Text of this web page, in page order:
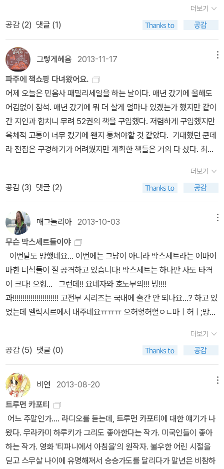
간이 있다. 《티파니에서 아침을》은 그런 속물성까지도 끌어안고 살아
야 하는 도시의 사람들에게 하나의 안내서, 기도서 같은 책이다. 모두
홀리 골라이틀리와 함께 언제나 여행 중이지만, 언젠가는 환한 창가
의 고양이처럼 자기 자리를 찾기를 바라며.(옮긴이 해설)】캬, 해설도
문학적이다. 이 책을 다 읽었으니 이제 다음 책인 <인 콜드 블러드>
로 넘어가야 한다. <인 콜드 블러드>는 몇 년 전에 이미 읽었던터라
건너뛸까 말까 고민이 들기는 했지만, 워낙 좋아하는 책이니 이참에
재독하는 것도 나쁘지 않을 것 같다. 커포티를 알게된 것도 <인 콜드
블러드> 덕분이었으니까 말이다. 트루먼 커포티 선집 읽기는 계속 된
다.
하지 않을 방법중 하나는 시간이 지나면 이 책에 대한 관심도 잦아들
겠지 해서 잦아들면 그건 읽지 않아도 되는 책이다. 그런 것처럼 시간
이 지나도 잦아들지 않으면 그 책은 반드시 읽어야 한다. 그 책이 그랬
다. 시간이 지나도 내 마음에서 잦아들지 않았다. 그렇다면 읽어야 한
다. 그런데 나도 참 순진하다. 연일 그렇게 광고를 해 대는데 무슨 수
로 내 마음에서 관심이 잦아들기를 기대한단 말인가? 그래서 꼭 사
봐야겠다고 다짐했다. 그때는 또 아버지가 용돈을 주셨던 것이 아니
라 필요한 그때 그때 타야했다. 그런데 좀 우스운 일이 벌어졌다. 평소
때 같으면 내가 책을 사겠다고 하면 아버지는 말없이 돈을 주시곤 하
셨는데, 그때 따라 무슨 생각이셨는지 무슨 책을 살 거냐고 묻는 것이
아닌가? 그런데 나도 참 요령이 없었다. 그냥 다른 책을 사겠다고 했
으면 좋았을 것을 솔직하게 <만딩고>를 사겠다고 한 것이다. 그러자
아버지는 일언지하에 돈을 못 주겠다고 하시는 것이다. 아버지도 그
을 딸에게 읽힐 수는 없다고 생각하신 것일게다. 그때 난 확실히 잘
못했다는 걸 알았지만 이미 주워 담을 수는 없었다. 그래도 내깐엔 가
능할 거라고 생각했던 건, 난 그 무렵에 이미 로렌스의 <채털리 부인
의 사랑>을 완독한 전력이 있었다. 이거야 말로 19금의 끝판왕이라
고 할 수도 있고, 당시 국어 선생님도 읽기를 허락한 소설이다. 그렇다
면 <만딩고>도 당연히 가능하지 않았을까 생각했던 것이다. 좀 억울
했지만 조용히 물러나는 수 밖에. 뭐라고 설득할 수가 없었던 것이
다. 그런데 바로 며칠 전, 영화 <티파니에서 아침을> 보면서 새삼 이
께 봤다. 그런 캐릭터가 저변에 깔려 있고 그게 조금이라도 수면위로
툭하고 삐져 나왔더라면 아버지는 내가 그 영화를 보기를 불허했을
것이다. 그런데 교묘하게도 그런 것을 완벽히 감추고 15세 관람가로
둔갑시켜 부녀가 함께 볼 수 있게 해줬으니 이 영화가 아버지에게 대
신 복수해 준 셈이라는 걸 알았다. 알디시피 이 영화는 트루먼 커포
티의 원작을 영화화 했다. 이 책은 2013년이 되서야 나왔다. 영화에
비하면 한참 늦은 출판인데 만일 그 시절에 나왔다면 아버지는 또 읽
기를 반대하셨을까? 어쨌든 복수는 그렇게 조용하고 은밀하게 하는
것이다. 그것도 감독이 대신 해 준 거나 다름없으니 고맙다고 해야하
는 걸까? '그렇게 못 보고 ,못 읽게해도 다 본다구요!' 옛날이나 지금
증남에 힘들었다면 과장일까. 여하튼 윤성근씨도 이런 저런 말로 권
하는 것이 많지만 그다지 거부감이 느껴지지 않는 건 그의 삶이 진짜
못하는 듯함에 대한 진부함과 거부감 때문일 것이다. 내가 가진 건 두
번째의 판본인데 절판되었다고 나온다. 카포티도 그렇지만 영화가 워
낙 유명해서 스테디셀러인 듯 최근에 다시 커버를 만들어 책이 나온
것 같다. 그건 그렇고, 오드리 햅번의 유명한 동명의 영화도 아직 안
봤고 기왕이면 책으로 먼저 만나보는 건 어떨까 하는 생각에 이번 여
정을 함께 한 여섯 권의 동반자들 중 하나로 돌아오는 길에 읽었다. 결
론적으로 시대상이 물씬 풍기는 탓에 이미 21세기의 1/5이 지나가는
어느 시점을 살고 있는 아저씨에겐 그다지 대단한 인상을 남겨주지는
들이 지구를 지배하던 어떤 시기, D의 시대로부터 약 3,000년 전, 지
구를 침공한 외계인 (Outer Space Beings)와 전쟁을 벌이던 시기
가 있었다. 이때 귀족-인간-외계인의 변종을 만들기 위한 수많은 실
험이 있었다고 하는데, 이런 미친짓을 벌인 장본인은 다름이 아닌 경
애하는 성조 드라큘라백작이었다고 한다. 그리고 3,000년이 지난
어느 날, 그간 잠들어있던 이 실험실이 다시 깨어나 주입된 그 목표를
위한 실험을 재개하려고 하는데, 이때 딱 맞춰 그곳을 지나던 D와 마
주치는 것으로 본격적인 이야기가 펼쳐진다. 언제 읽어도 늘 즐거운
이야기인데, 서부시대와 드라큘라로 모티비를 잡고 상상력을 제대로
펼치기 위해 대충 250세기 정도의 지구로 시공간을 설정한 건 언제
봐도 정말 천재적이라고 생각할 수밖에 없다. 어느 즈음엔가 알 수 없
는 이유로 대다수의 귀족들이 사라지고 만 지구엔 살아남은 인류와
온갖 잡다한 오컬트적인 괴생명체가 곳곳에 남아있는 귀족들과 함께
는 innovation이 아닌가 싶다. 끝없이 이어지는 스쳐지나가는 이 길
손의 모험은 이제 잘해야 일년에 한두 번 정도 만날 수 있어 많이 아쉽
다. 비록 하루의 출장이었지만 반년 만에 비행기를 타고 어디론가
간다는 사실에 들떠 챙겨 읽은 책이다. 비행기를 기다리면서 일부러
일찍 security checkpoint를 넘어가서 탑승구근처의 bar에 앉아서
맥주를 마시며 여행의 즐거움에 취할 수 있었다. 책은 대략 세번째 읽
는 것 같고 여전히 멋진 말들이 몇 개 있어 줄을 치기는 했으나 이 분
아직까지 이 시대에는 슈퍼맨 같은 능력을 발휘하기 보다는 좌충우돌
하면서 추리를 감행하는 모습을 보여준다. 결정적으로 범인이 누구
인지 밝혀졌음에도 불구하고 훗날을 기약해야 하는 약하디 약한 귀
족/부르조아의 지팡이, 민중에게는 뭉둥이와도 같았던 19세기 말의
파리 경찰의 모습는 초라하다 못해 매우 이채롭기까지 하다.그래도
이렇게 classic에 해당하는 작품을 읽고나면 홈즈나 다른 후대 탐정
들의 remark가 무엇인지 알 수 있는 것이다. DC는 무지하게 추웠
다. 주말 내내 영하 8-9도를 유지했고 밤에는 바람이 심하게 불어서
걷기도 힘들었다. 하지만, 오랫만에 친한 친구를 만나 즐거운 시간을
보내서 좋았는데, 특히 이 나이가 되면서 대화상대, 그러니까 진지한
내면의 얘기를 할 수 있는 대화상대가 필요함을 느끼는건 그 녀석이
구경하는 것도 좋겠다. 자기가 유럽으로 출장을 가면 거기로 놀러오
잡아주니까 전혀 문제가 없다고 한다. 내가 지금 동부에 살고 있다면
정말 그렇게 할텐데. 새삼 일상을 벗어난 여행이 필요하다는 것을 느
막연히 '나도 교수하고 싶다'는 생각을 했었더랬다. 물론 교수를 하면
서 같은 학교 남학생들의 흠모의 대상이 되는 불순한 욕망이 더 크게
망 같은거였을 뿐 진짜로 교수가 될 가능성은 제로였다. 그래서 교수
가 직업이거나 교수가 직업인 사람을 애인으로 둔 사람이 멋있어 보
였다. 대단해 보였다. 교수랑 연애하는 건 어떤걸까, 뭐 그런 생각도
해보기도했다. 영화 <결혼은, 미친짓이다>를 보면서 그러나, 교수랑
연애하는 건 꽤 힘들고 어려운 일일거란 생각이 들기도 했었다. 나랑
살면서, 나랑 연애하면서 매일 젊고 발랄한 여대생들 틈에 있게 된다
면, 나에 대한 애정은 금세 식지 않을까, 뭐 그런 생각들 때문이기도
했고, 동료교수랑 얘기하다 보면 나와는 대화가 한정적이지 않을까,
게 했든지간에, 나는 교수랑 연애를 해본 적도, 닥터랑 연애를 해본 적
도 없다. 변호사 검사 모두. 그런 사람은 내 주변에 없는 저 너머 어디,
다른 세계의 사람 같은건데, 나를 만나 술도 마시는 내 친한 친구가 그
런 교수를 만나 데이트를 했다고 하니, 나는 이날 이때껏 그 숱한 연애
속에 왜 그런 직업군, 소위말해 사회적으로 명성을 얻는 직업군의 남
자와는 데이트를 해보지 못했다는 데 생각이 미친거다. 그뿐만이 아
니라 심지어 나보다 더 가난한 남자들이 내 연애상대의 대부분을 이
루었다. 물론, 나도 알고 있다. 남들이 알아줄 만한 직업이라고 해서
그 사람이 다른 사람보다 월등히 더 나은건 아니라는 사실을. 실제로
그런 직업을 가진채, 더 좋은 학벌 더 높은 연봉을 받고 썩을놈이란 욕
을 들어먹을 만한 사람들을 보기도 했었고. 직업과 돈이 더 나은 사람
멀 수도, 매너 따위는 키우지 않을 수도, 발기가 안되거나 1.5초만에
가 사귀는 남자가 잘났다고해서 내가 잘났다는 걸 보장하지는 않는다
는 것도 역시 알고 있다. 그러나 안다고 해서 언제나 받아들일 수 있는
건 아니다. 가끔 나는 지독하게 신세한탄을 하고야만다. 구석에 쭈그
리고 앉아 그런 사람들을 마냥 부러운 시샘의 눈으로 바라보게 되는
것이다. 나는 왜, 얼굴이 특출나게 예뻐서 버스정류장에서 저기요, 시
간 있으면 차 한잔 하실래요, 라고 말을 거는 남자도 없고, 나는 왜, 하
겠다) 내 다이어리는 출신 성분을 망각하고 쿠폰 한 장이 없다. 나는 1
2100원 어치의 도너츠를 먹었다. 가격 맞춘다고 진열대 앞에서 손까
락 동원해 구질구질 계산도 오래했다. 사실 친구와 나는 밥을 먹고 시
간을 때울 겸 들어간 터라 배가 하나도 고프지 않았는데도 불구하고
말이다. 싸오는 방법도 있었겠지만 이맛저맛이 궁금해서 귀퉁이를 뜯
다보니, 결국 다 먹었다.그리 얻은 내 다이어리(^^)는 꽤나 묵직하다,
여간한 사람이 아니고서야 들고다닐리가 없을 듯하지만 노트공간이
여유있어 가게부나 일기장으로는 마침하지 싶다. (나는 들고 다니는
데 전~혀 문제가 없다) 12월을 목전에 두고 가벼운 일기나 써볼까 들
쳐 본 다이어리는 인정머리 없게도 첫 장이 2014년 1월이었다. 보통
전년 12월부터 시작하지 않나? 뭐 이래, 한 달 더 기다려야지...... '좋
은 일은 내가 좋은 사람일 때만 일어난다는 거예요. 좋은 사람? 단순
히 정직하다는 뜻이 아니에요. 법을 잘 지킨다는 뜻의 정직도 아니고.
25센트 동전도 훔칠 수 있다고. 그런 것 말고, 너 자신에게 충실하라
는 식의 정직 말이에요. 뭐든 되어도 좋지만, 겁쟁이, 위선자, 감정적
사기꾼, 매춘부는 아니죠. 난 부정직한 마음으로 사느니 차라리 암에
걸리겠어. 착한 척하는 건 아니에요. 그저 현실적인 거지. 암에 걸리면
죽을지고 모르지. 하지만 다르게 살면 확실히 죽어버릴거야. 아 그만
해요, 기타 좀 갖다줘요. 완벽한 포르투칼어로 파두 한 곡 불러줄테
니.' 첫 메모로 삼기에 좋다고 생각했었다. 연말에 좋은 책 읽어서 가
만히 앉아있는데도 엉덩이가 들썩거렸다. 무거운 엉덩이를 들썩이
의 한 마디 한 마디... 아니 트루먼 커포티의 군더더기 없는 문장들이
었다. 타이핑처럼 반듯한 글자를 쓸 수 있다면 좋으련만......
더보기
공감 (2) 댓글 (1)
그렇게혜윰 2013-11-17
파주에 책쇼핑 다녀왔어요.
어제 오늘은 민음사 패밀리세일을 하는 날이다. 매년 갔기에 올해도
어김없이 참석. 매년 갔기에 뭐 더 살게 얼마나 있겠는가 했지만 같이
간 지인과 합치니 무려 52권의 책을 구입했다. 저렴하게 구입했지만
육체적 고통이 너무 컸기에 왠지 퉁쳐야할 것 같았다. 기대했던 쿤데
라 전집은 구경하기가 어려웠지만 계획한 책들은 거의 다 샀다. 최신
읽는 요상한 습관을 가진 나로선 살짝 미뤄두길 잘했다 싶은 책들을
만날 수 있어서 기뻤다. 많은 책들을 샀지만 그중 정말 갖고 싶었던 책
들을 소개해 본다. 마음 먹은지 얼마 안되지만 [자기만의 방]을 판
본대로 모으고 싶다. 민음사 판을 구매함으로서 겨우 두번째 모으는
것이지만. 그런데 왠지 두껍다 했는데 '3기니'와 함께 실렸다. 두 편
의 에세이가 실렸다고 하니 왠지 공짜로 책 한 권 더 얻은 느낌이랄
까? 같이 간 지인에게 사라고 부추겨 결국은 사게 했다. 근래 단발머
리님과 나눈 댓글 중에 그녀의 소설이 살짝 어려운 것은 인정해야했
으니 지인에게 소설은 적극적으로 권하지 않았다^^: 장은진 소설가
님의 책 [앨리스의 생활방식]을 우연히 발견하게 되어 구매했다. 그리
고 오늘부터 읽고 있다. 작가님의 첫 장편소설이라는데 왠지 풋풋함
이 느껴진다. 빨리 다 읽고 나서 느낌을 정리해보고 싶다. 책을 읽기
전에는 저 표지가 썩 맘에 들지 않았는데 읽으면서 보니 참 맘에 든다.
뒤늦게 해 본다. 인문서로 야심차게 계획한 책 두 권을 구입했다.
사랑하는 심보선 시인의 책이라 [그을린 예술]을 패밀리세일에서 구
입한 것이 미안한 마음이 들기도 했는데 열심히 읽어야겠다. 사실 나
는 바디우도 베케트도 잘 모르는데 트위터에서 많이 접하다보니 마치
아는 사람 같아졌다. 읽어나 보고 안다는 착각을 하길 바라는 마음에
구입하고자 했다. [베케트에 대하여] 나도 알고 싶소! 작년 패밀리
세일에서 구입한 [검은책]을 읽고 좋아진 파묵을 그 해 [소설과 소설
더보기
공감 (3) 댓글 (2)
매그놀리아2013-10-03
무슨 박스세트들이야
이번달도 망했네요... 이번에는 그냥이 아니라 박스세트라는 어마어
마한 녀석들이 절 공격하고 있습니다! 박스세트는 하나만 사도 타격
이 크다! 으헝... 그런데!! 요네자와 호노부의!!! 빙!!!!
과!!!!!!!!!!!!!!!!!!!!!!! 고전부 시리즈는 국내에 출간 안 되나요...? 하고 있
었는데 엘릭시르에서 내주네요ㅠㅠㅠ 으허헣허헐ㅇㄴ마ㅣ허ㅣ;망러
니... [빙과]라니! 고전부 시리즈라니! 스릉흡느드 증믈....^^^ 고전부
시리즈가 두 권이나 연달아 나옵니돠.. 으헣... [바보의 엔드 크레디
트]. 마그리트의 그림과 함께하는 [밀란 쿤데라 전집]이 완간이 되었
다네요? 으흠.... 박스세트도 나왔네요. 그러나 쿤데라는 제대로 읽어
본 게 없어서 그냥 일단 패스하고, 대신 이번에 한정판매한다는 [밀
란 쿤데라 읽기]로 차라리 워밍업을...?이라는 생각도 드는군요.. 껄
껄... 아이작 아시모프의 [파운데이션] 시리즈도 박스셋으로 나왔습
니다... 10월달은 이녀석때문에 거덜날듯...^^ 예판 언제까지죠? 북펀
드 들어놓은 거 다시 돌려받으면 사고싶은데.ㅠㅠㅠ 사실 그냥 꽂아
놓아도 좋지만 굳이 박스 세트가 나오면 박스에 꽂아서 모아두고 싶
더보기
공감 (5) 댓글 (0)
비연 2013-08-20
트루먼 카포티
어느 주말인가.... 라디오를 듣는데, 트루먼 카포티에 대한 얘기가 나
왔다. 무라카미 하루키가 그리도 좋아한다는 작가. 미국인들이 좋아
하는 작가. 영화 '티파니에서 아침을'의 원작자. 불우한 어린 시절을
딛고 스무살 나이에 유명해져서 승승가도를 달리다가 말년은 비참하